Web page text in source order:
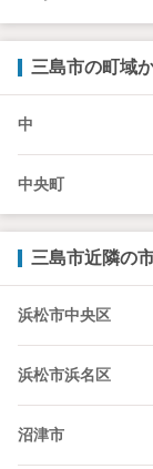
三島市の町域
中
中央町
三島市近隣の
浜松市中央区
浜松市浜名区
沼津市